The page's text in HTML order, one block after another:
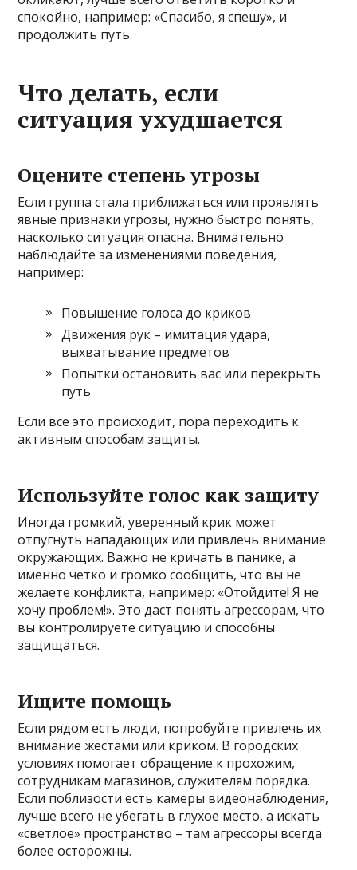
спокойно, например: «Спасибо, я спешу», и
продолжить путь.
Что делать, если
ситуация ухудшается
Оцените степень угрозы
Если группа стала приближаться или проявлять
явные признаки угрозы, нужно быстро понять,
насколько ситуация опасна. Внимательно
наблюдайте за изменениями поведения,
например:
Повышение голоса до криков
Движения рук – имитация удара,
выхватывание предметов
Попытки остановить вас или перекрыть
путь
Если все это происходит, пора переходить к
активным способам защиты.
Используйте голос как защиту
Иногда громкий, уверенный крик может
отпугнуть нападающих или привлечь внимание
окружающих. Важно не кричать в панике, а
именно четко и громко сообщить, что вы не
желаете конфликта, например: «Отойдите! Я не
хочу проблем!». Это даст понять агрессорам, что
вы контролируете ситуацию и способны
защищаться.
Ищите помощь
Если рядом есть люди, попробуйте привлечь их
внимание жестами или криком. В городских
условиях помогает обращение к прохожим,
сотрудникам магазинов, служителям порядка.
Если поблизости есть камеры видеонаблюдения,
лучше всего не убегать в глухое место, а искать
«светлое» пространство – там агрессоры всегда
более осторожны.